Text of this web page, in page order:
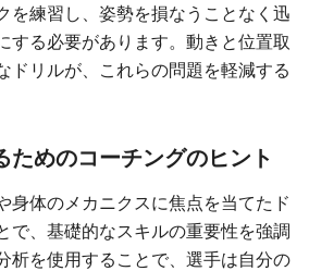
を練習し、姿勢を損なうことなく迅
する必要があります。動きと位置取
ドリルが、これらの問題を軽減する
ためのコーチングのヒント
身体のメカニクスに焦点を当てたド
で、基礎的なスキルの重要性を強調
析を使用することで、選手は自分の